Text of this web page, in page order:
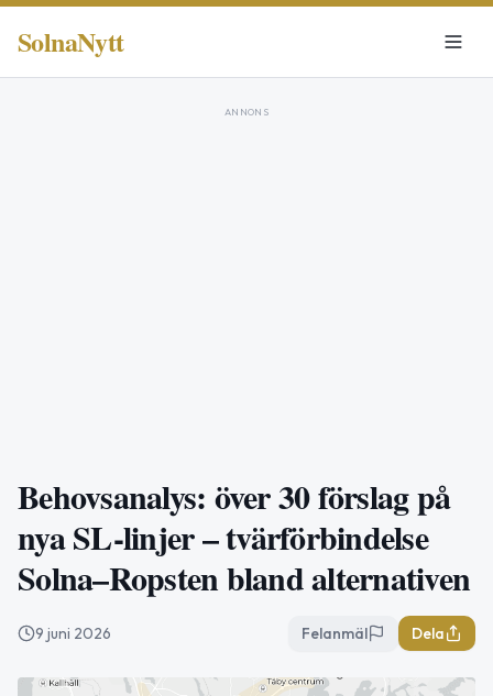
SolnaNytt
ANNONS
Behovsanalys: över 30 förslag på
nya SL-linjer – tvärförbindelse
Solna–Ropsten bland alternativen
9 juni 2026 Felanmäl Dela